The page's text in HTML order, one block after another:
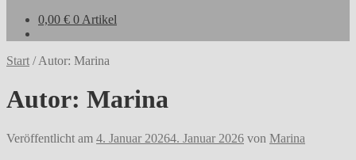
0,00 € 0 Artikel
Start /Autor: Marina
Autor: Marina
Veröffentlicht am 4. Januar 20264. Januar 2026 von Marina